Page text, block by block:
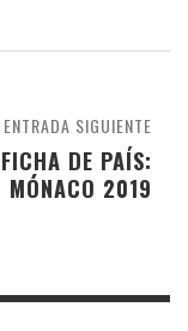
ENTRADA SIGUIENTE
FICHA DE PAÍS:
MÓNACO 2019